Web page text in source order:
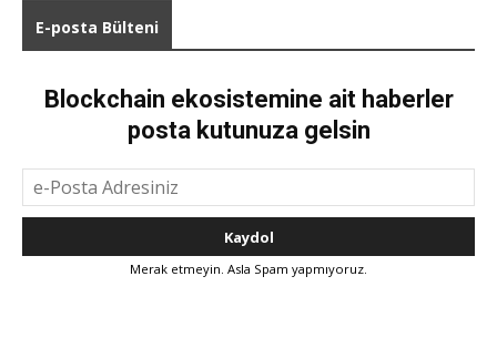
E-posta Bülteni
Blockchain ekosistemine ait haberler
posta kutunuza gelsin
Merak etmeyin. Asla Spam yapmıyoruz.